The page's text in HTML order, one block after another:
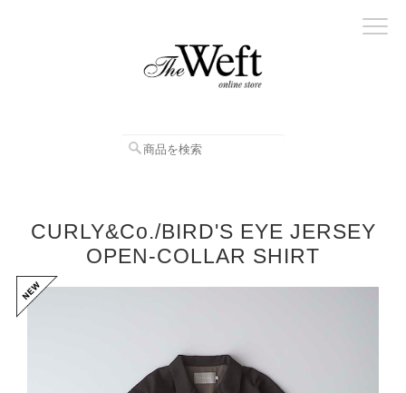
CURLY&Co./BIRD'S EYE JERSEY
OPEN-COLLAR SHIRT